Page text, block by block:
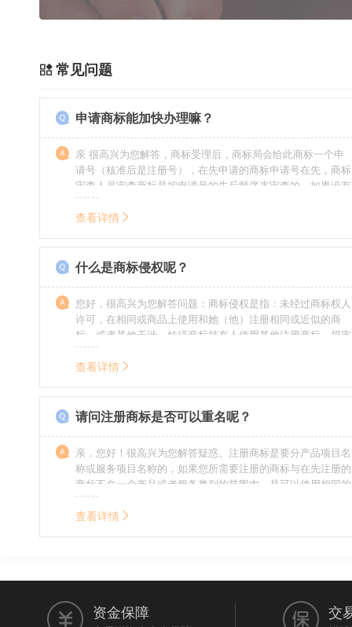
常见问题
申请商标能加快办理嘛？
亲 很高兴为您解答，商标受理后，商标局会给此商标一个申
请号（核准后是注册号），在先申请的商标申请号在先，商标
审查人员审查商标是按申请号的先后顺序来审查的，如果没有
特殊情况（受理案件需要，被异议等），不会延迟也不会提
前。
查看详情
什么是商标侵权呢？
您好，很高兴为您解答问题：商标侵权是指：未经过商标权人
许可，在相同或商品上使用和她（他）注册相同或近似的商
标，或者其他干涉、妨碍商标持有人使用其他注册商标，损害
商标持有人合法权益的其他行为。侵权的人通常需要承担侵权
的责任，明知侵权的行为的人要承担赔偿的责任。情节严重
查看详情
请问注册商标是否可以重名呢？
亲，您好！很高兴为您解答疑惑。注册商标是要分产品项目名
称或服务项目名称的，如果您所需要注册的商标与在先注册的
商标不在一个产品或者服务类别的范围内，是可以使用相同的
名称的。希望我的回答能帮到您。
查看详情
资金保障 交